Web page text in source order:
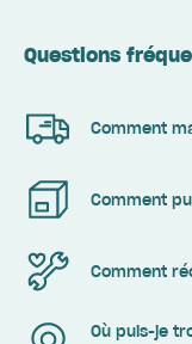
Questions
Comment
Comment
Comment
Où puis-je